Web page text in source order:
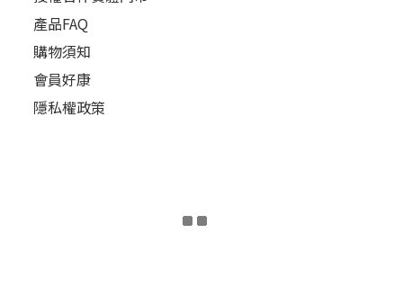
產品FAQ
購物須知
會員好康
隱私權政策